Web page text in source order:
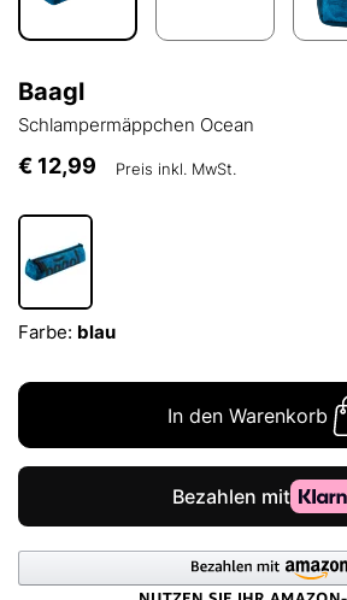
Baagl
Schlampermäppchen Ocean
€ 12,99 Preis inkl. MwSt.
Farbe: blau
In den Warenkorb